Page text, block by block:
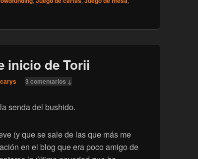
inicio de Torii
—3 comentarios ↓
senda del bushido.
(y que se sale de las que más me
en el blog que era poco amigo de